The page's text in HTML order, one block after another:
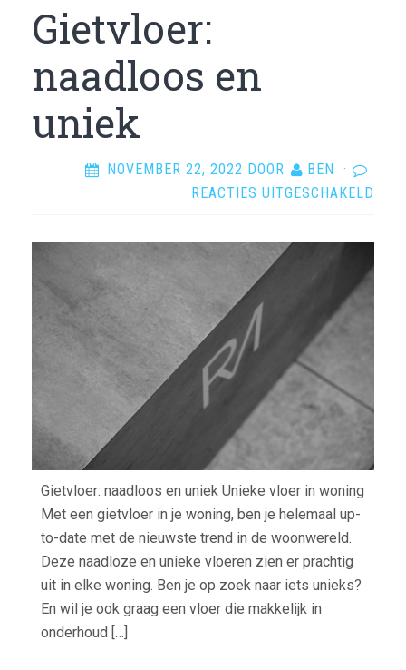
Gietvloer:
naadloos en
uniek
NOVEMBER 22, 2022 DOOR BEN
·
REACTIES UITGESCHAKELD
EN
Gietvloer: naadloos en uniek Unieke vloer in woning
Met een gietvloer in je woning, ben je helemaal up-
to-date met de nieuwste trend in de woonwereld.
Deze naadloze en unieke vloeren zien er prachtig
uit in elke woning. Ben je op zoek naar iets unieks?
En wil je ook graag een vloer die makkelijk in
onderhoud […]